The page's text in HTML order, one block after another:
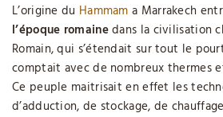
L’origine du Hammam a Marrakech
l’époque romainedans la civilisation
Romain, qui s’étendait sur tout le
comptait avec de nombreux thermes
Ce peuple maitrisait en effet les
d’adduction, de stockage, de